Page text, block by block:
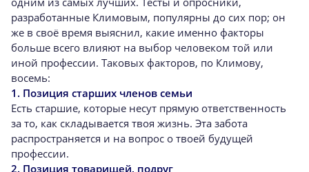
разработанные Климовым, популярны до сих пор; он
же в своё время выяснил, какие именно факторы
больше всего влияют на выбор человеком той или
иной профессии. Таковых факторов, по Климову,
восемь:
1. Позиция старших членов семьи
Есть старшие, которые несут прямую ответственность
за то, как складывается твоя жизнь. Эта забота
распространяется и на вопрос о твоей будущей
профессии.
2. Позиция товарищей, подруг